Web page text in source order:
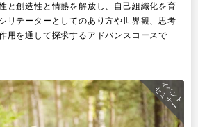
と創造性と情熱を解放し、自己組織化を育
リテーターとしてのあり方や世界観、思考
用を通して探求するアドバンスコースで
イベント
セミナー